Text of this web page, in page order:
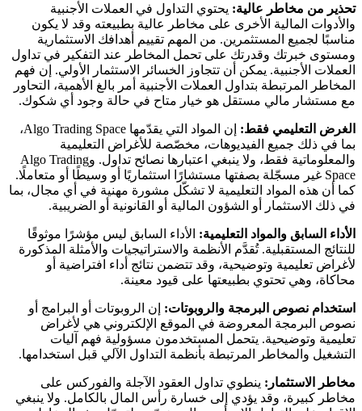
تحذير من مخاطر عالية: يحتوي التداول في العملات الأجنبية
والأدوات المالية الأخرى على مخاطر عالية بطبيعته وقد لا يكون
مناسبًا لجميع المستثمرين. من المهم تقييم أهدافك الاستثمارية
ومستوى خبرتك وقدرتك على تحمل المخاطر عند التفكير في تداول
العملات الأجنبية. يمكن أن تتجاوز الخسائر الاستثمار الأولي. إن فهم
المخاطر المرتبطة بتداول العملات الأجنبية أمر بالغ الأهمية، التحاور
مع مستشار مالي مستقل هو خيار متاح في حالة وجود أي شكوك.
الغرض التعليمي فقط:
إن المواد التي يقدّمها Algo Trading Space،
بما في ذلك جميع الفيديوهات، مخصّصة للأغراض التعليمية
والمعلوماتية فقط، ولا ينبغي اعتبارها نصائح تداول. وAlgo Trading
Space غير مسجّلة بصفتها مستشارًا استثماريًا أو وسيطًا أو متعاملًا.
كما أن هذه المواد التعليمية لا تشكّل مشورة مهنية في أي مجال، بما
في ذلك الاستثمار أو الشؤون المالية أو القانونية أو الضريبية.
الأداء السابق والمواد التعليمية: الأداء السابق ليس مؤشرًا موثوقًا
للنتائج المستقبلية. تُقدَّم الأنظمة والاستراتيجيات والأمثلة المذكورة
لأغراض تعليمية وتوضيحية، وقد تتضمن نتائج أداء افتراضية أو
محاكاة، وهي تحتوي بطبيعتها على قيود معينة.
استخدام نصوص البرمجة والروبوتات: إن الروبوتات أو البرامج أو
نصوص البرمجة المعروضة في الموقع الإلكتروني هي لأغراض
تعليمية وتوضيحية. يتحمل المستخدمون مسؤولية فهم آليات
التشغيل والمخاطر المرتبطة بأنظمة التداول الآلي قبل استخدامها.
مخاطر الاستثمار: ينطوي تداول العقود الآجلة والفوركس على
مخاطر كبيرة، وقد يؤدي إلى خسارة رأس المال بالكامل. ولا ينبغي